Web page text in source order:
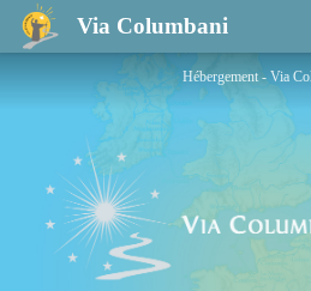
Via Columbani
Hébergement - Via